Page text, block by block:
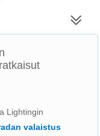
Lightingin
valaistus